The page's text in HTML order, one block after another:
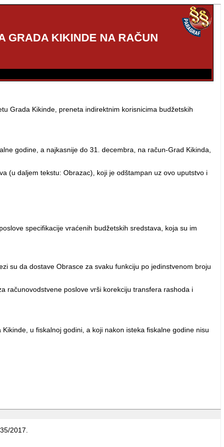
GRADA KIKINDE NA RAČUN
Grada Kikinde, preneta indirektnim korisnicima budžetskih
godine, a najkasnije do 31. decembra, na račun-Grad Kikinda,
(u daljem tekstu: Obrazac), koji je odštampan uz ovo uputstvo i
specifikacije vraćenih budžetskih sredstava, koja su im
su da dostave Obrasce za svaku funkciju po jedinstvenom broju
računovodstvene poslove vrši korekciju transfera rashoda i
u fiskalnoj godini, a koji nakon isteka fiskalne godine nisu
2017.